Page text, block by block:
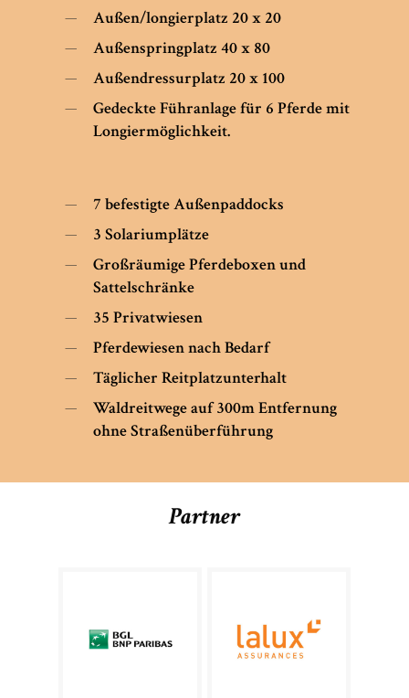
Außen/longierplatz 20 x 20
Außenspringplatz 40 x 80
Außendressurplatz 20 x 100
Gedeckte Führanlage für 6 Pferde mit
Longiermöglichkeit.
7 befestigte Außenpaddocks
3 Solariumplätze
Großräumige Pferdeboxen und
Sattelschränke
35 Privatwiesen
Pferdewiesen nach Bedarf
Täglicher Reitplatzunterhalt
Waldreitwege auf 300m Entfernung
ohne Straßenüberführung
Partner